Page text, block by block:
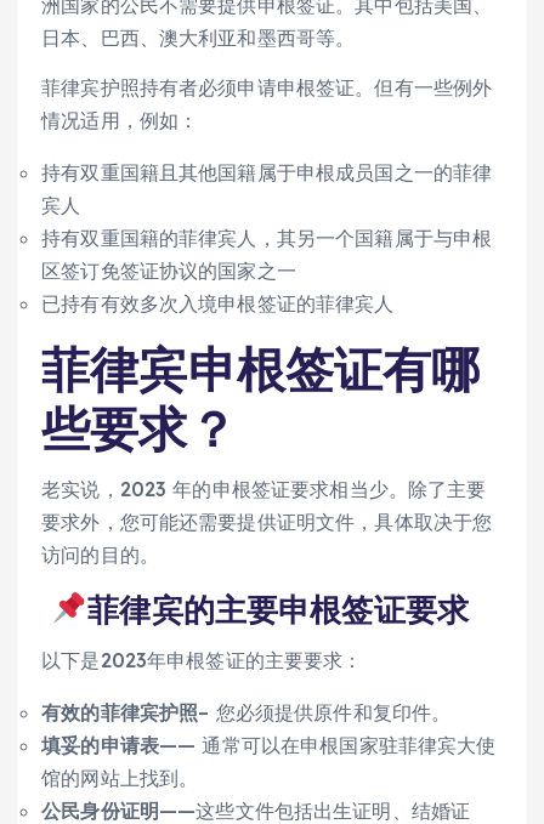
洲国家的公民不需要提供申根签证。其中包括美国、
日本、巴西、澳大利亚和墨西哥等。
菲律宾护照持有者必须申请申根签证。但有一些例外
情况适用，例如：
持有双重国籍且其他国籍属于申根成员国之一的菲律
宾人
持有双重国籍的菲律宾人，其另一个国籍属于与申根
区签订免签证协议的国家之一
已持有有效多次入境申根签证的菲律宾人
菲律宾申根签证有哪
些要求？
老实说，2023 年的申根签证要求相当少。除了主要
要求外，您可能还需要提供证明文件，具体取决于您
访问的目的。
菲律宾的主要申根签证要求
以下是2023年申根签证的主要要求：
有效的菲律宾护照– 您必须提供原件和复印件。
填妥的申请表—— 通常可以在申根国家驻菲律宾大使
馆的网站上找到。
公民身份证明——这些文件包括出生证明、结婚证